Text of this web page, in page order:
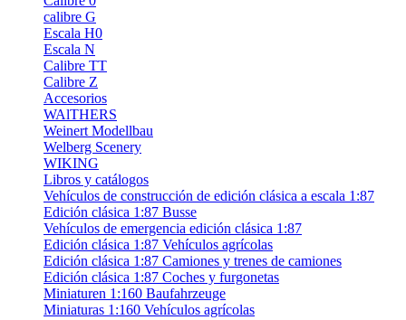
calibre G
Escala H0
Escala N
Calibre TT
Calibre Z
Accesorios
WAlTHERS
Weinert Modellbau
Welberg Scenery
WIKING
Libros y catálogos
Vehículos de construcción de edición clásica a escala 1:87
Edición clásica 1:87 Busse
Vehículos de emergencia edición clásica 1:87
Edición clásica 1:87 Vehículos agrícolas
Edición clásica 1:87 Camiones y trenes de camiones
Edición clásica 1:87 Coches y furgonetas
Miniaturen 1:160 Baufahrzeuge
Miniaturas 1:160 Vehículos agrícolas